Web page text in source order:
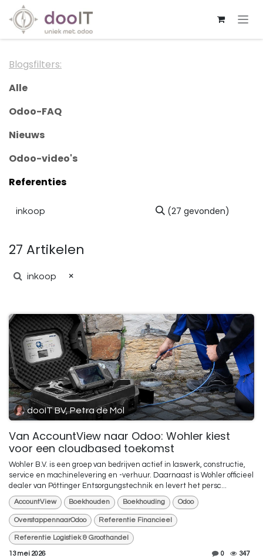
Overslaan naar inhoud
Blogsfilters:
Alle
Odoo-FAQ
Nieuws
Odoo-video's
Referenties
(27 gevonden)
27 Artikelen
inkoop ×
dooIT BV, Petra de Mol
Van AccountView naar Odoo: Wohler kiest
voor een cloudbased toekomst
Wohler B.V. is een groep van bedrijven actief in laswerk, constructie,
service en machinelevering en -verhuur. Daarnaast is Wohler officieel
dealer van Pöttinger Entsorgungstechnik en levert het persc...
AccountView Boekhouden Boekhouding Odoo
OverstappennaarOdoo Referentie Financieel
Referentie Logistiek & Groothandel
13 mei 2026 0 347